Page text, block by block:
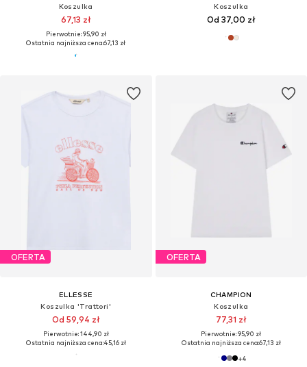
Koszulka
67,13 zł
Pierwotnie: 95,90 zł
Ostatnia najniższa cena:67,13 zł
Koszulka
Od 37,00 zł
OFERTA
ELLESSE
Koszulka 'Trattori'
Od 59,94 zł
Pierwotnie: 144,90 zł
Ostatnia najniższa cena:45,16 zł
OFERTA
CHAMPION
Koszulka
77,31 zł
Pierwotnie: 95,90 zł
Ostatnia najniższa cena:67,13 zł
+4